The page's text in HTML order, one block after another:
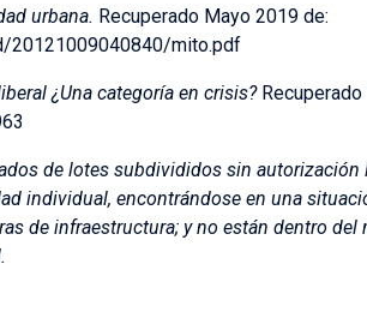
urbana. Recuperado Mayo 2019 de:
20121009040840/mito.pdf
¿Una categoría en crisis?
de lotes subdivididos sin autorización
individual, encontrándose en una
de infraestructura; y no están dentro